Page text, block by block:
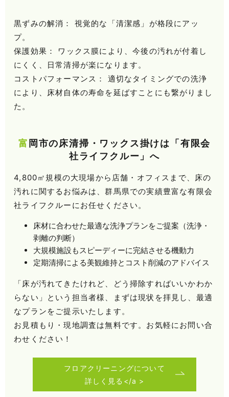
黒ずみの解消： 視覚的な「清潔感」が格段にアッ
プ。
保護効果： ワックス膜により、今後の汚れが付着し
にくく、日常清掃が楽になります。
コストパフォーマンス： 適切なタイミングでの洗浄
により、床材自体の寿命を延ばすことにも繋がりまし
た。
富岡市の床清掃・ワックス掛けは「有限会
社ライフクルー」へ
4,800㎡規模の大現場から店舗・オフィスまで、床の
汚れに関するお悩みは、群馬県での実績豊富な有限会
社ライフクルーにお任せください。
床材に合わせた最適な洗浄プランをご提案（洗浄・
剥離の判断）
大規模施設もスピーディーに完結させる機動力
定期清掃による美観維持とコスト削減のアドバイス
「床が汚れてきたけれど、どう掃除すればいいかわか
らない」という担当者様、まずは現状を拝見し、最適
なプランをご提示いたします。
お見積もり・現地調査は無料です。お気軽にお問い合
わせください！
フロアクリーニングについて
詳しく見る</a >